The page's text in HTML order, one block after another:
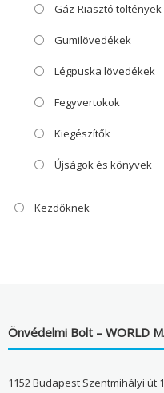
Gáz-Riasztó töltények
Gumilövedékek
Légpuska lövedékek
Fegyvertokok
Kiegészítők
Újságok és könyvek
Kezdőknek
Önvédelmi Bolt – WORLD
1152 Budapest Szentmihályi út